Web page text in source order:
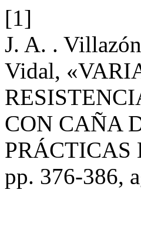
[1]
J. A. .
Vidal,
CON CAÑA
pp. 376-386,